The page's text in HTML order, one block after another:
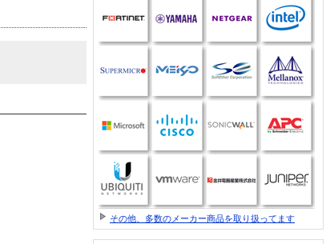
その他、多数のメーカー商品を取り扱ってます